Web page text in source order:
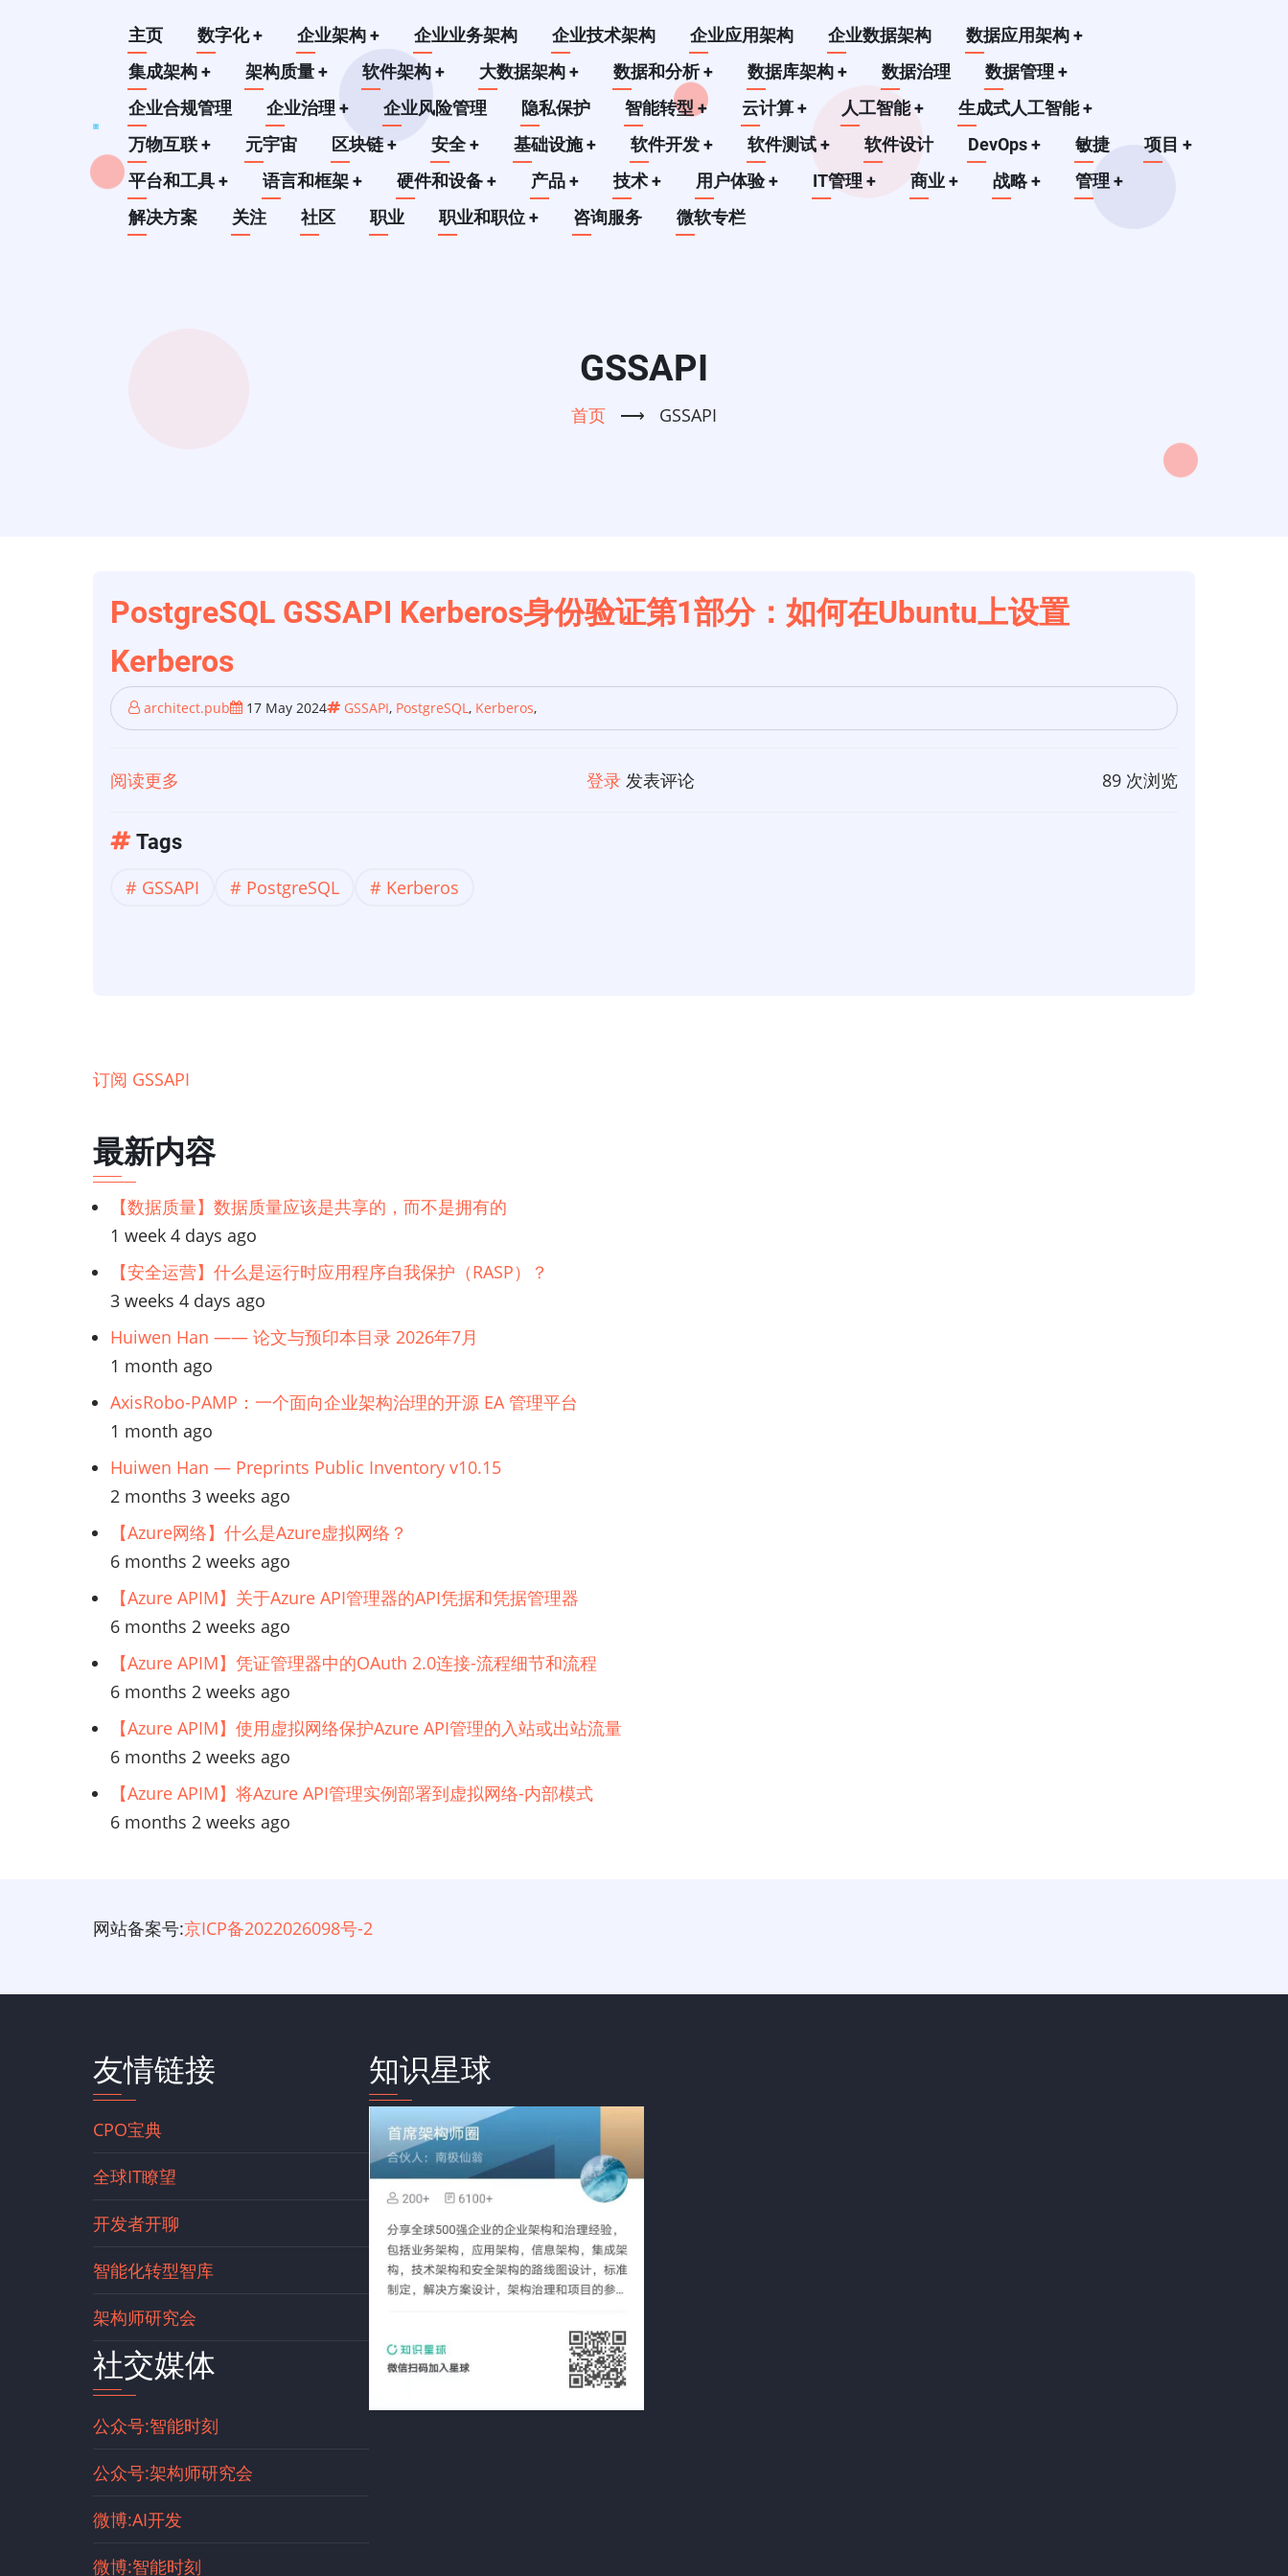
Main
navigation
主页 数字化+ 企业架构+ 企业业务架构 企业技术架构 企业应用架构 企业数据架构 数据应用架构+
集成架构+ 架构质量+ 软件架构+ 大数据架构+ 数据和分析+ 数据库架构+ 数据治理 数据管理+
企业合规管理
企业治理+ 企业风险管理 隐私保护 智能转型+ 云计算+ 人工智能+ 生成式人工智能+
万物互联+ 元宇宙 区块链+ 安全+ 基础设施+ 软件开发+ 软件测试+ 软件设计 DevOps+ 敏捷 项目+
平台和工具+ 语言和框架+ 硬件和设备+ 产品+ 技术+ 用户体验+ IT管理+ 商业+ 战略+ 管理+
解决方案
关注 社区 职业 职业和职位+ 咨询服务 微软专栏
GSSAPI
首页 ⟶ GSSAPI
PostgreSQL GSSAPI Kerberos身份验证第1部分：如何在Ubuntu上设置
Kerberos
architect.pub 17 May 2024 GSSAPI, PostgreSQL, Kerberos,
阅读更多
PostgreSQL
Kerberos
1
如
在
Ubuntu
上
设
置
登录 发表评论 89 次浏览
Tags
GSSAPI PostgreSQL Kerberos
订阅 GSSAPI
最新内容
【数据质量】数据质量应该是共享的，而不是拥有的
1 week 4 days ago
【安全运营】什么是运行时应用程序自我保护（RASP）？
3 weeks 4 days ago
Huiwen Han —— 论文与预印本目录 2026年7月
1 month ago
AxisRobo-PAMP：一个面向企业架构治理的开源 EA 管理平台
1 month ago
Huiwen Han — Preprints Public Inventory v10.15
2 months 3 weeks ago
【Azure网络】什么是Azure虚拟网络？
6 months 2 weeks ago
【Azure APIM】关于Azure API管理器的API凭据和凭据管理器
6 months 2 weeks ago
【Azure APIM】凭证管理器中的OAuth 2.0连接-流程细节和流程
6 months 2 weeks ago
【Azure APIM】使用虚拟网络保护Azure API管理的入站或出站流量
6 months 2 weeks ago
【Azure APIM】将Azure API管理实例部署到虚拟网络-内部模式
6 months 2 weeks ago
网站备案号:京ICP备2022026098号-2
友情链接
CPO宝典
全球IT瞭望
开发者开聊
智能化转型智库
架构师研究会
社交媒体
公众号:智能时刻
公众号:架构师研究会
微博:AI开发
微博:智能时刻
知识星球